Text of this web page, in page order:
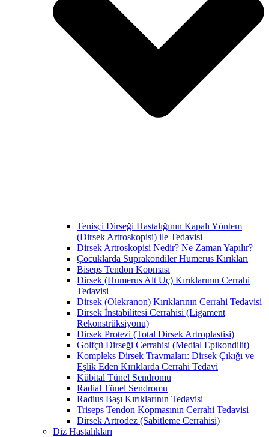
Tenisçi Dirseği Hastalığının Kapalı Yöntem
(Dirsek Artroskopisi) ile Tedavisi
Dirsek Artroskopisi Nedir? Ne Zaman Yapılır?
Çocuklarda Suprakondiler Humerus Kırıkları
Biseps Tendon Kopması
Dirsek (Humerus Alt Uç) Kırıklarının Cerrahi
Tedavisi
Dirsek (Olekranon) Kırıklarının Cerrahi Tedavisi
Dirsek İnstabilitesi Cerrahisi (Ligament
Rekonstrüksiyonu)
Dirsek Protezi (Total Dirsek Artroplastisi)
Golfçü Dirseği Cerrahisi (Medial Epikondilit)
Kompleks Dirsek Travmaları: Dirsek Çıkığı ve
Eşlik Eden Kırıklarda Cerrahi Tedavi
Kübital Tünel Sendromu
Radial Tünel Sendromu
Radius Başı Kırıklarının Tedavisi
Triseps Tendon Kopmasının Cerrahi Tedavisi
Dirsek Artrodez (Sabitleme Cerrahisi)
Diz Hastalıkları